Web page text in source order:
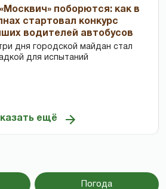
поборются: как в
стартовал конкурс
водителей автобусов
дня городской майдан стал
для испытаний
ещё
Погода